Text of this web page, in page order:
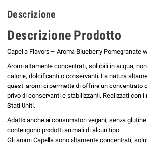
Descrizione
Descrizione Prodotto
Capella Flavors – Aroma Blueberry Pomegranate
Aromi altamente concentrati, solubili in acqua,
calorie, dolcificanti o conservanti. La natura
questi aromi ci permette di offrire un concentrato
privo di conservanti e stabilizzanti. Realizzati con
Stati Uniti.
Adatto anche ai consumatori vegani, senza
contengono prodotti animali di alcun tipo.
Gli aromi Capella sono altamente concentrati,